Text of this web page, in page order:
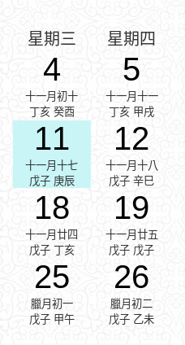
星期三 星期四
4
十一月初十
丁亥 癸酉
5
十一月十一
丁亥 甲戌
11
十一月十七
戊子 庚辰
12
十一月十八
戊子 辛巳
18
十一月廿四
戊子 丁亥
19
十一月廿五
戊子 戊子
25
臘月初一
戊子 甲午
26
臘月初二
戊子 乙未